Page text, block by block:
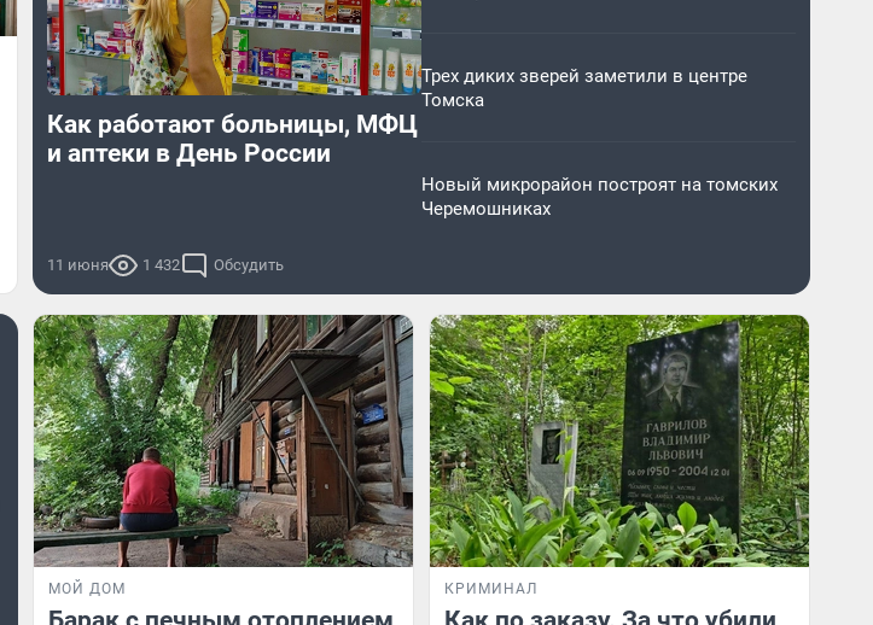
Как работают больницы, МФЦ
и аптеки в День России
11 июня 1 432 Обсудить
Трех диких зверей заметили в центре
Томска
Новый микрорайон построят на томских
Черемошниках
МОЙ ДОМ КРИМИНАЛ